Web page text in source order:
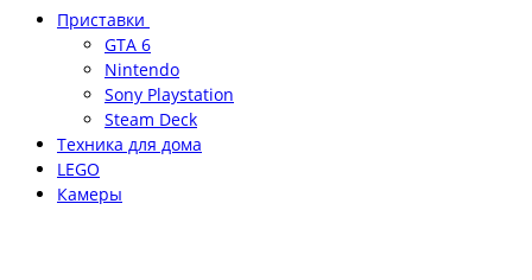
Приставки
GTA 6
Nintendo
Sony Playstation
Steam Deck
Техника для дома
LEGO
Камеры